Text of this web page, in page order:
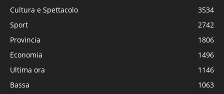
Cultura e Spettacolo
3534
Sport
2742
Provincia
1806
Economia
1496
Ultima ora
1146
Bassa
1063